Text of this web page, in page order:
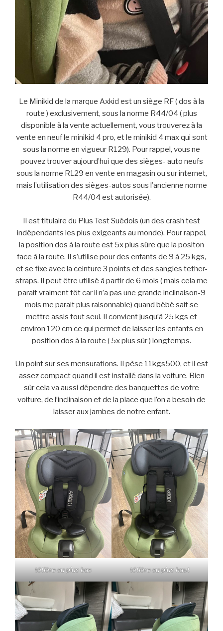
Le Minikid de la marque Axkid est un siège RF ( dos à la
route ) exclusivement, sous la norme R44/04 ( plus
disponible à la vente actuellement, vous trouverez à la
vente en neuf le minikid 4 pro, et le minikid 4 max qui sont
sous la norme en vigueur R129). Pour rappel, vous ne
pouvez trouver aujourd’hui que des sièges- auto neufs
sous la norme R129 en vente en magasin ou sur internet,
mais l’utilisation des sièges-autos sous l’ancienne norme
R44/04 est autorisée).
Il est titulaire du Plus Test Suédois (un des crash test
indépendants les plus exigeants au monde). Pour rappel,
la position dos à la route est 5x plus sûre que la positon
face à la route. Il s’utilise pour des enfants de 9 à 25 kgs,
et se fixe avec la ceinture 3 points et des sangles tether-
straps. Il peut être utilisé à partir de 6 mois ( mais cela me
parait vraiment tôt car il n’a pas une grande inclinaison-9
mois me parait plus raisonnable) quand bébé sait se
mettre assis tout seul. Il convient jusqu’à 25 kgs et
environ 120 cm ce qui permet de laisser les enfants en
position dos à la route ( 5x plus sûr ) longtemps.
Un point sur ses mensurations. Il pèse 11kgs500, et il est
assez compact quand il est installé dans la voiture. Bien
sûr cela va aussi dépendre des banquettes de votre
voiture, de l’inclinaison et de la place que l’on a besoin de
laisser aux jambes de notre enfant.
tétière au plus bas tétière au plus haut